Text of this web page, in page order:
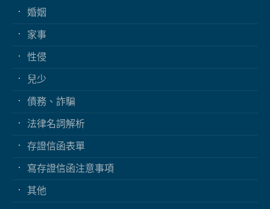
婚姻
家事
性侵
兒少
債務、詐騙
法律名詞解析
存證信函表單
寫存證信函注意事項
其他